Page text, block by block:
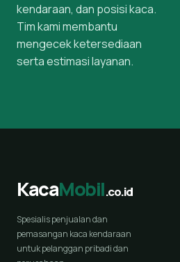
kendaraan, dan posisi kaca.
Tim kami membantu
mengecek ketersediaan
serta estimasi layanan.
KacaMobil.co.id
Spesialis penjualan dan
pemasangan kaca kendaraan
untuk pelanggan pribadi dan